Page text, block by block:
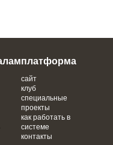
платформа
сайт
клуб
специальные
проекты
как работать в
системе
контакты